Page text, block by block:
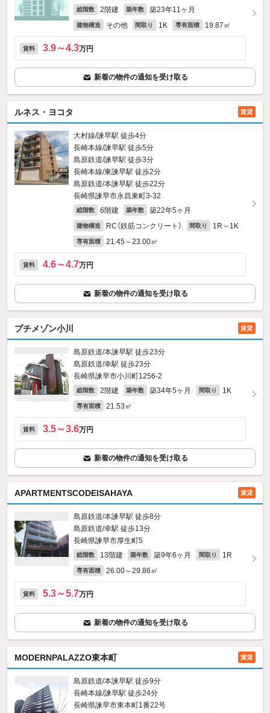
総階数 2階建 築年数 築23年11ヶ月
建物構造 その他 間取り 1K 専有面積 19.87㎡
賃料 3.9～4.3万円
新着の物件の通知を受け取る
ルネス・ヨコタ 賃貸
大村線/諫早駅 徒歩4分
長崎本線/諫早駅 徒歩5分
島原鉄道/諫早駅 徒歩3分
長崎本線/東諫早駅 徒歩2分
島原鉄道/本諫早駅 徒歩22分
長崎県諫早市永昌東町3-32
総階数 6階建 築年数 築22年5ヶ月
建物構造 RC（鉄筋コンクリート） 間取り 1R～1K
専有面積 21.45～23.00㎡
賃料 4.6～4.7万円
新着の物件の通知を受け取る
プチメゾン小川 賃貸
島原鉄道/本諫早駅 徒歩23分
島原鉄道/幸駅 徒歩23分
長崎県諫早市小川町1256‐2
総階数 2階建 築年数 築34年5ヶ月 間取り 1K
専有面積 21.53㎡
賃料 3.5～3.6万円
新着の物件の通知を受け取る
APARTMENTSCODEISAHAYA 賃貸
島原鉄道/本諫早駅 徒歩8分
島原鉄道/幸駅 徒歩13分
長崎県諫早市厚生町5
総階数 13階建 築年数 築9年6ヶ月 間取り 1R
専有面積 26.00～29.86㎡
賃料 5.3～5.7万円
新着の物件の通知を受け取る
MODERNPALAZZO東本町 賃貸
島原鉄道/本諫早駅 徒歩9分
長崎本線/諫早駅 徒歩24分
長崎県諫早市東本町1番22号